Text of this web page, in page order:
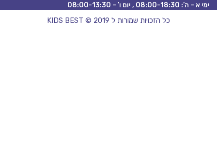
, יום ו’ – 08:00-13:30
כל הזכויות שמורות ל KIDS BEST © 2019